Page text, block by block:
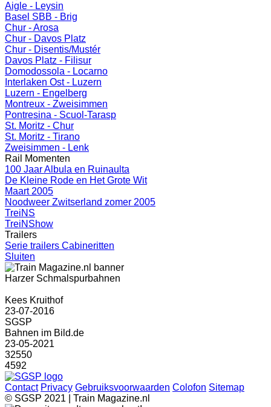
Aigle - Leysin
Basel SBB - Brig
Chur - Arosa
Chur - Davos Platz
Chur - Disentis/Mustér
Davos Platz - Filisur
Domodossola - Locarno
Interlaken Ost - Luzern
Luzern - Engelberg
Montreux - Zweisimmen
Pontresina - Scuol-Tarasp
St. Moritz - Chur
St. Moritz - Tirano
Zweisimmen - Lenk
Rail Momenten
100 Jaar Albula en Ruinaulta
De Kleine Rode en Het Grote Wit
Maart 2005
Noodweer Zwitserland zomer 2005
TreiNS
TreiNShow
Trailers
Serie trailers Cabineritten
Sluiten
Harzer Schmalspurbahnen
Kees Kruithof
23-07-2016
SGSP
Bahnen im Bild.de
23-05-2021
32550
4592
Contact Privacy Gebruiksvoorwaarden Colofon Sitemap
© SGSP 2021 | Train Magazine.nl